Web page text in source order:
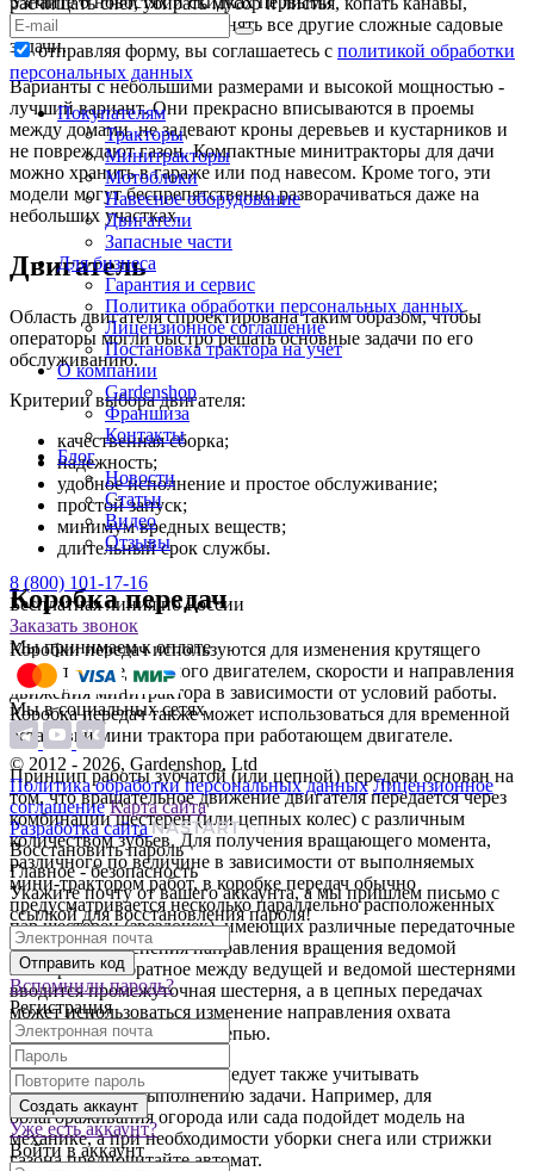
создавать насыпи и выполнять все другие сложные садовые
задачи.
Варианты с небольшими размерами и высокой мощностью -
лучший вариант. Они прекрасно вписываются в проемы
между домами, не задевают кроны деревьев и кустарников и
не повреждают газон. Компактные минитракторы для дачи
можно хранить в гараже или под навесом. Кроме того, эти
модели могут беспрепятственно разворачиваться даже на
небольших участках.
Двигатель
Область двигателя спроектирована таким образом, чтобы
операторы могли быстро решать основные задачи по его
обслуживанию.
Критерии выбора двигателя:
качественная сборка;
надежность;
удобное исполнение и простое обслуживание;
простой запуск;
минимум вредных веществ;
длительный срок службы.
Коробка передач
Коробки передач используются для изменения крутящего
момента, передаваемого двигателем, скорости и направления
движения минитрактора в зависимости от условий работы.
Коробка передач также может использоваться для временной
остановки мини трактора при работающем двигателе.
Принцип работы зубчатой (или цепной) передачи основан на
том, что вращательное движение двигателя передается через
комбинации шестерен (или цепных колес) с различным
количеством зубьев. Для получения вращающего момента,
различного по величине в зависимости от выполняемых
мини-трактором работ, в коробке передач обычно
предусматривается несколько параллельно расположенных
пар шестерен (звездочек), имеющих различные передаточные
числа. Для изменения направления вращения ведомой
шестерни на обратное между ведущей и ведомой шестернями
вводится промежуточная шестерня, а в цепных передачах
может использоваться изменение направления охвата
последующей звездочки цепью.
Подбирая трансмиссию, следует также учитывать
необходимые к выполнению задачи. Например, для
облагораживания огорода или сада подойдет модель на
механике, а при необходимости уборки снега или стрижки
газона предпочитайте автомат.
отправляя форму, вы соглашаетесь с политикой обработки
персональных данных
Покупателям
Тракторы
Минитракторы
Мотоблоки
Навесное оборудование
Двигатели
Запасные части
Для бизнеса
Гарантия и сервис
Политика обработки персональных данных
Лицензионное соглашение
Постановка трактора на учет
О компании
Gardenshop
Франшиза
Контакты
Блог
Новости
Статьи
Видео
Отзывы
8 (800) 101-17-16
Бесплатная линия по России
Заказать звонок
Мы принимаем к оплате
Мы в социальных сетях
© 2012 - 2026, Gardenshop, Ltd
Политика обработки персональных данных Лицензионное
соглашение Карта сайта
Разработка сайта
Восстановить пароль
Главное - безопасность
Укажите почту от вашего аккаунта, а мы пришлем письмо с
ссылкой для восстановления пароля!
Вспомнили пароль?
Регистрация
Уже есть аккаунт?
Войти в аккаунт